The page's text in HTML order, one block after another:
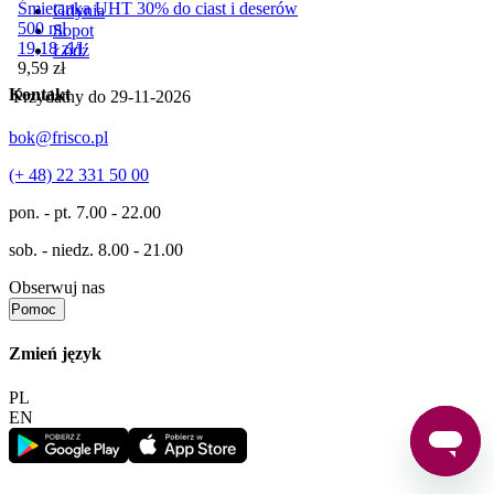
Śmietanka UHT 30% do ciast i deserów
500 ml
19,18 zł/l
Cena
9,59 zł
Przydatny do 29-11-2026
Gdynia
Sopot
Łódź
Kontakt
bok@frisco.pl
(+ 48) 22 331 50 00
pon. - pt. 7.00 - 22.00
sob. - niedz. 8.00 - 21.00
Obserwuj nas
Pomoc
Zmień język
PL
EN